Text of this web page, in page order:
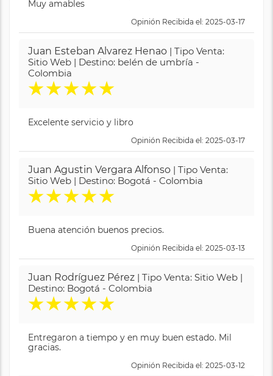
Muy amables
Opinión Recibida el: 2025-03-17
Juan Esteban Alvarez Henao | Tipo Venta:
Sitio Web | Destino: belén de umbría -
Colombia
★★★★★
Excelente servicio y libro
Opinión Recibida el: 2025-03-17
Juan Agustin Vergara Alfonso | Tipo Venta:
Sitio Web | Destino: Bogotá - Colombia
★★★★★
Buena atención buenos precios.
Opinión Recibida el: 2025-03-13
Juan Rodríguez Pérez | Tipo Venta: Sitio Web |
Destino: Bogotá - Colombia
★★★★★
Entregaron a tiempo y en muy buen estado. Mil
gracias.
Opinión Recibida el: 2025-03-12